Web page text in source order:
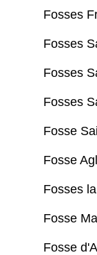
Fosses
Fosses
Fosses
Fosses
Fosse
Fosse
Fosses
Fosse
Fosse